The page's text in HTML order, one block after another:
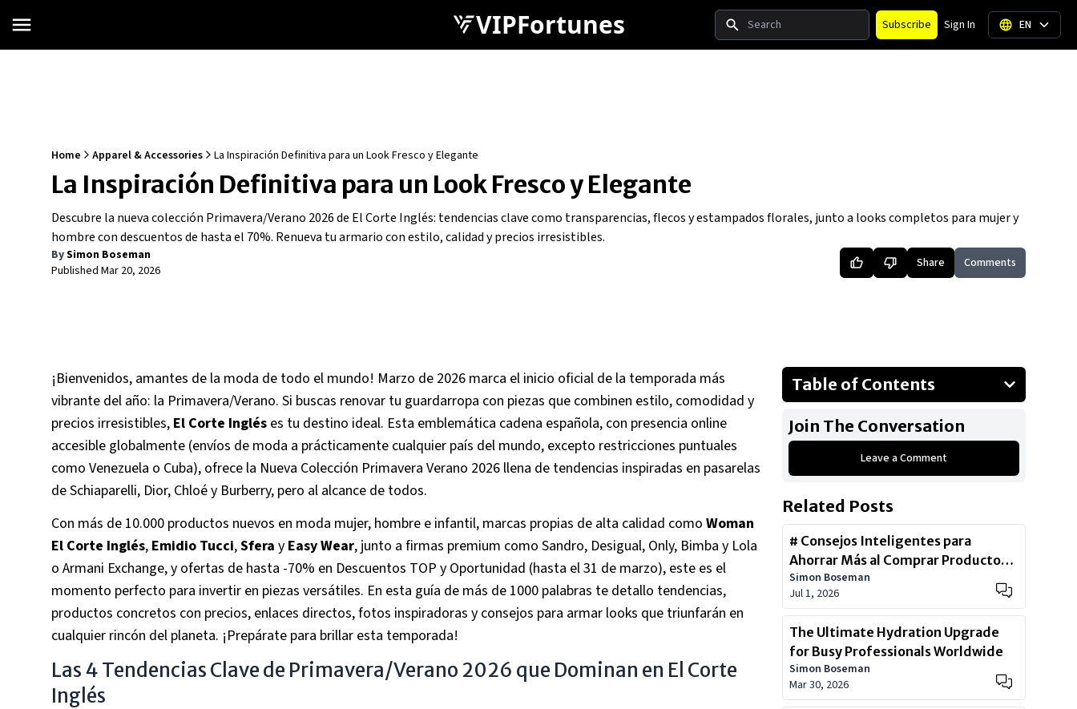
VIPFortunes Search Subscribe Sign In EN
Home Apparel & Accessories La Inspiración Definitiva para un Look Fresco y Elegante
La Inspiración Definitiva para un Look Fresco y Elegante
Descubre la nueva colección Primavera/Verano 2026 de El Corte Inglés: tendencias clave como transparencias, flecos y estampados florales, junto a looks completos para mujer y
hombre con descuentos de hasta el 70%. Renueva tu armario con estilo, calidad y precios irresistibles.
BySimon Boseman
Published Mar 20, 2026 Share Comments
¡Bienvenidos, amantes de la moda de todo el mundo! Marzo de 2026 marca el inicio oficial de la temporada más
vibrante del año: la Primavera/Verano. Si buscas renovar tu guardarropa con piezas que combinen estilo, comodidad y
precios irresistibles, El Corte Inglés es tu destino ideal. Esta emblemática cadena española, con presencia online
accesible globalmente (envíos de moda a prácticamente cualquier país del mundo, excepto restricciones puntuales
como Venezuela o Cuba), ofrece la Nueva Colección Primavera Verano 2026 llena de tendencias inspiradas en pasarelas
de Schiaparelli, Dior, Chloé y Burberry, pero al alcance de todos.
Con más de 10.000 productos nuevos en moda mujer, hombre e infantil, marcas propias de alta calidad como Woman
El Corte Inglés, Emidio Tucci,Sfera y Easy Wear, junto a firmas premium como Sandro, Desigual, Only, Bimba y Lola
o Armani Exchange, y ofertas de hasta -70% en Descuentos TOP y Oportunidad (hasta el 31 de marzo), este es el
momento perfecto para invertir en piezas versátiles. En esta guía de más de 1000 palabras te detallo tendencias,
productos concretos con precios, enlaces directos, fotos inspiradoras y consejos para armar looks que triunfarán en
cualquier rincón del planeta. ¡Prepárate para brillar esta temporada!
Las 4 Tendencias Clave de Primavera/Verano 2026 que Dominan en El Corte
Inglés
Table of Contents
Primavera/Verano 2026 que
Looks para Mujer: Del Día a la Noche
Moda para Hombre: Frescura y
Estilo Masculino Impecable
Ofertas Irresistibles y Por Qué
Elegir El Corte Inglés en 2026
Consejos Prácticos y Llamado a la
Acción
Join The Conversation
Leave a Comment
Related Posts
# Consejos Inteligentes para
Ahorrar Más al Comprar Productos
Premium en El Corte Inglés
Simon Boseman
Jul 1, 2026
The Ultimate Hydration Upgrade
for Busy Professionals Worldwide
Simon Boseman
Mar 30, 2026